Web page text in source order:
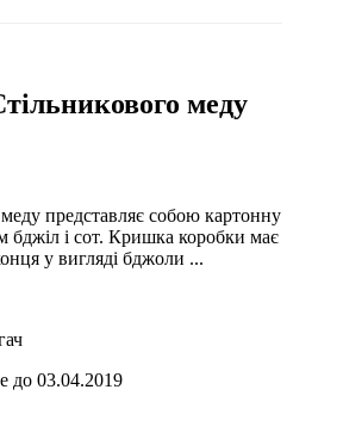
меду
представляє собою картонну
бджіл і сот. Кришка коробки має
у вигляді бджоли ...
до 03.04.2019